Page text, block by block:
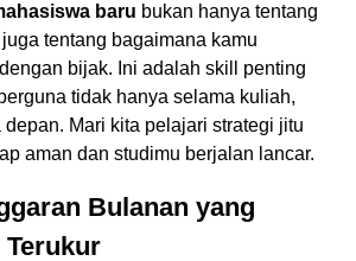
baru bukan hanya tentang
tentang bagaimana kamu
bijak. Ini adalah skill penting
tidak hanya selama kuliah,
Mari kita pelajari strategi jitu
aman dan studimu berjalan lancar.
Bulanan yang